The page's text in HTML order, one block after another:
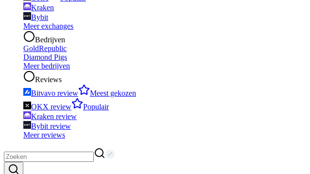
Kraken
Bybit
Meer exchanges
Bedrijven
GoldRepublic
Diamond Pigs
Meer bedrijven
Reviews
Bitvavo review
Meest gekozen
OKX review
Populair
Kraken review
Bybit review
Meer reviews